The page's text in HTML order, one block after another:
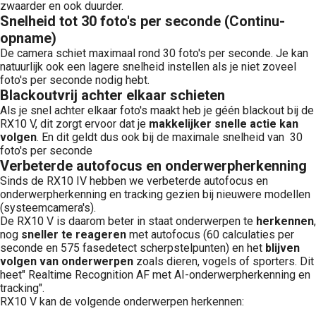
zwaarder en ook duurder.
Snelheid tot 30 foto's per seconde (Continu-
opname)
De camera schiet maximaal rond 30 foto's per seconde. Je kan
natuurlijk ook een lagere snelheid instellen als je niet zoveel
foto's per seconde nodig hebt.
Blackoutvrij achter elkaar schieten
Als je snel achter elkaar foto's maakt heb je géén blackout bij de
RX10 V, dit zorgt ervoor dat je makkelijker snelle actie kan
volgen. En dit geldt dus ook bij de maximale snelheid van 30
foto's per seconde
Verbeterde autofocus en onderwerpherkenning
Sinds de RX10 IV hebben we verbeterde autofocus en
onderwerpherkenning en tracking gezien bij nieuwere modellen
(systeemcamera's).
De RX10 V is daarom beter in staat onderwerpen te herkennen,
nog sneller te reageren met autofocus (60 calculaties per
seconde en 575 fasedetect scherpstelpunten) en het blijven
volgen van onderwerpen zoals dieren, vogels of sporters. Dit
heet" Realtime Recognition AF met AI-onderwerpherkenning en
tracking".
RX10 V kan de volgende onderwerpen herkennen: